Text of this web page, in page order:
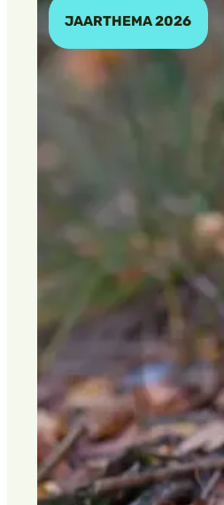
JAARTHEMA 2026